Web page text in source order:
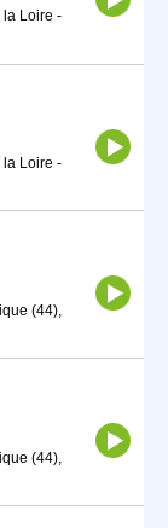
la Loire -
la Loire -
(44),
(44),